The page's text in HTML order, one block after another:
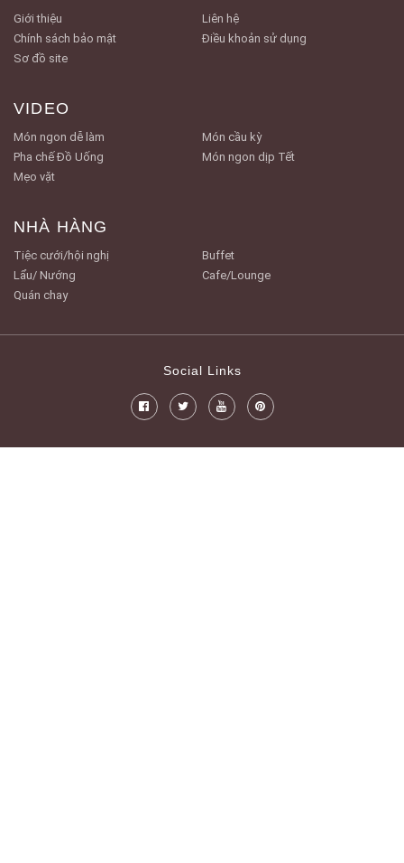
Giới thiệu
Liên hệ
Chính sách bảo mật
Điều khoản sử dụng
Sơ đồ site
VIDEO
Món ngon dễ làm
Món cầu kỳ
Pha chế Đồ Uống
Món ngon dịp Tết
Mẹo vặt
NHÀ HÀNG
Tiệc cưới/hội nghị
Buffet
Lẩu/ Nướng
Cafe/Lounge
Quán chay
Social Links